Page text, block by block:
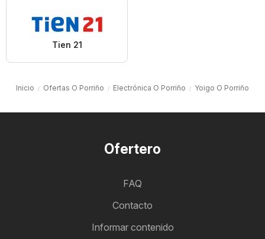
Tien 21
Inicio Ofertas O Porriño Electrónica O Porriño Yoigo O Porriño
Ofertero
FAQ
Contacto
Informar contenido